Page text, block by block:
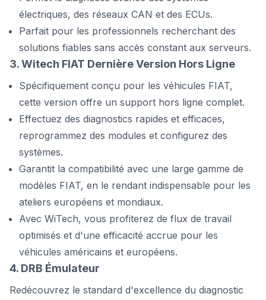
électriques, des réseaux CAN et des ECUs.
Parfait pour les professionnels recherchant des
solutions fiables sans accès constant aux serveurs.
3. Witech FIAT Dernière Version Hors Ligne
Spécifiquement conçu pour les véhicules FIAT,
cette version offre un support hors ligne complet.
Effectuez des diagnostics rapides et efficaces,
reprogrammez des modules et configurez des
systèmes.
Garantit la compatibilité avec une large gamme de
modèles FIAT, en le rendant indispensable pour les
ateliers européens et mondiaux.
Avec WiTech, vous profiterez de flux de travail
optimisés et d'une efficacité accrue pour les
véhicules américains et européens.
4. DRB Émulateur
Redécouvrez le standard d'excellence du diagnostic